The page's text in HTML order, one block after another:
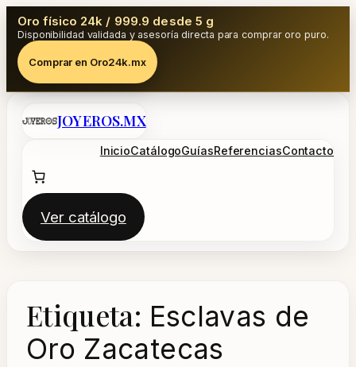
Oro físico 24k / 999.9 desde 5 g
Disponibilidad validada y asesoría directa para comprar oro puro.
Comprar en Oro24k.mx
Saltar
JOYEROS.MX
InicioCatálogoGuíasReferenciasContacto
Ver catálogo
Etiqueta: Esclavas de
Oro Zacatecas